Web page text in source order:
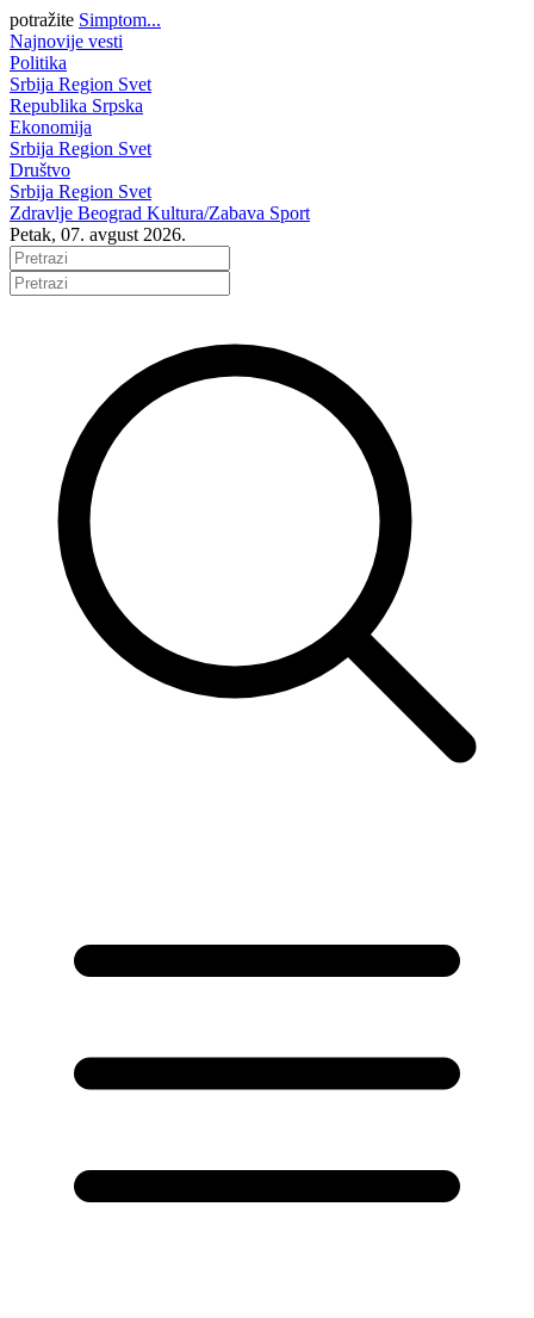
potražite Simptom...
Najnovije vesti
Politika
Srbija Region Svet
Republika Srpska
Ekonomija
Srbija Region Svet
Društvo
Srbija Region Svet
Zdravlje Beograd Kultura/Zabava Sport
Petak, 07. avgust 2026.